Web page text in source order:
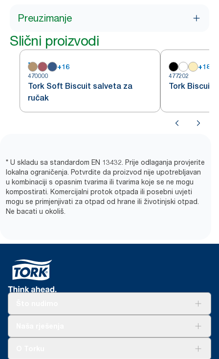
Preuzimanje
Slični proizvodi
+16
470000
Tork Soft Biscuit salveta za
ručak
+18
477202
Tork Biscuit
* U skladu sa standardom EN 13432. Prije odlaganja provjerite
lokalna ograničenja. Potvrdite da proizvod nije upotrebljavan
u kombinaciji s opasnim tvarima ili tvarima koje se ne mogu
kompostirati. Komercijalni protok otpada ili posebni uvjeti
mogu se primjenjivati za otpad od hrane ili životinjski otpad.
Ne bacati u okoliš.